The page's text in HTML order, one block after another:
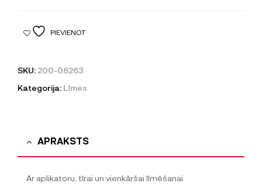
PIEVIENOT
SKU: 200-08263
Kategorija: Līmes
APRAKSTS
Ar aplikatoru, tīrai un vienkāršai līmēšanai